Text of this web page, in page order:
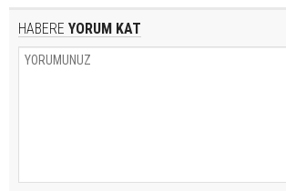
HABERE YORUM KAT